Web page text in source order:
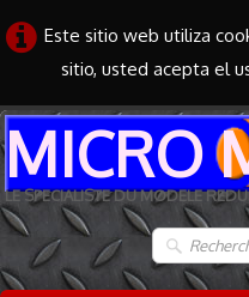
Este sitio web utiliza
sitio, usted acepta el
MICRO
LE SPECIALISTE DU MODELE